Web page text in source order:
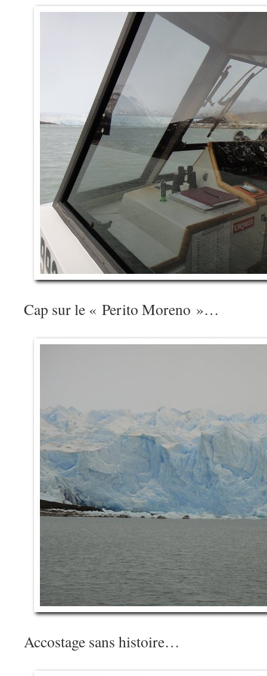
Cap sur le « Perito Moreno »…
Accostage sans histoire…